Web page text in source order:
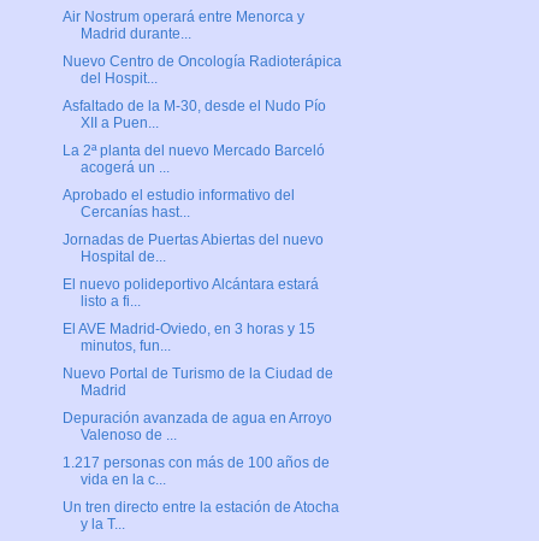
Air Nostrum operará entre Menorca y
Madrid durante...
Nuevo Centro de Oncología Radioterápica
del Hospit...
Asfaltado de la M-30, desde el Nudo Pío
XII a Puen...
La 2ª planta del nuevo Mercado Barceló
acogerá un ...
Aprobado el estudio informativo del
Cercanías hast...
Jornadas de Puertas Abiertas del nuevo
Hospital de...
El nuevo polideportivo Alcántara estará
listo a fi...
El AVE Madrid-Oviedo, en 3 horas y 15
minutos, fun...
Nuevo Portal de Turismo de la Ciudad de
Madrid
Depuración avanzada de agua en Arroyo
Valenoso de ...
1.217 personas con más de 100 años de
vida en la c...
Un tren directo entre la estación de Atocha
y la T...